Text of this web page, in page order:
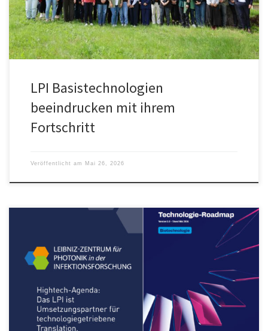
klinischen Kontext zu schauen.
LPI Basistechnologien
beeindrucken mit ihrem
Fortschritt
Veröffentlicht am Mai 26, 2026
Zukunftsweisende Prioritäten wurden mit der am 21. Mai 2026
veröffentlichten Hightech Agenda Deutschland des BMFTR gesetzt.
Das LPI wurde darin als aktiver Teil der Umsetzungsstruktur
inkludiert.